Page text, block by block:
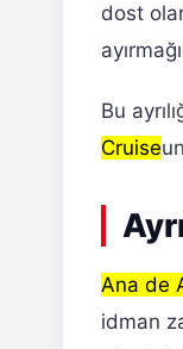
dost
Bu
Cruise
Ana de
idman